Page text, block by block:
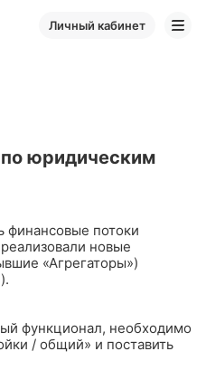
Личный кабинет
юридическим
финансовые потоки
новые
«Агрегаторы»)
функционал, необходимо
/ общий» и поставить